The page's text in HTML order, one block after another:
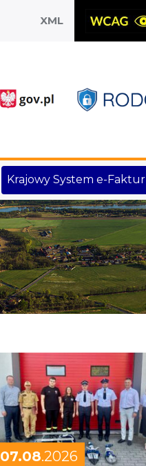
XML
Krajowy System e-Faktur
07.08.2026